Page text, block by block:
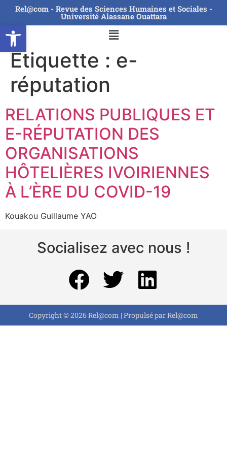
Ouvrir la barre d’outils
Rel@com - Revue des Sciences Humaines et Sociales -
Université Alassane Ouattara
Étiquette : e-
réputation
RELATIONS PUBLIQUES ET
E-RÉPUTATION DES
ORGANISATIONS
HÔTELIÈRES IVOIRIENNES
À L’ÈRE DU COVID-19
Kouakou Guillaume YAO
Socialisez avec nous !
Copyright © 2026 Rel@com | Propulsé par Rel@com